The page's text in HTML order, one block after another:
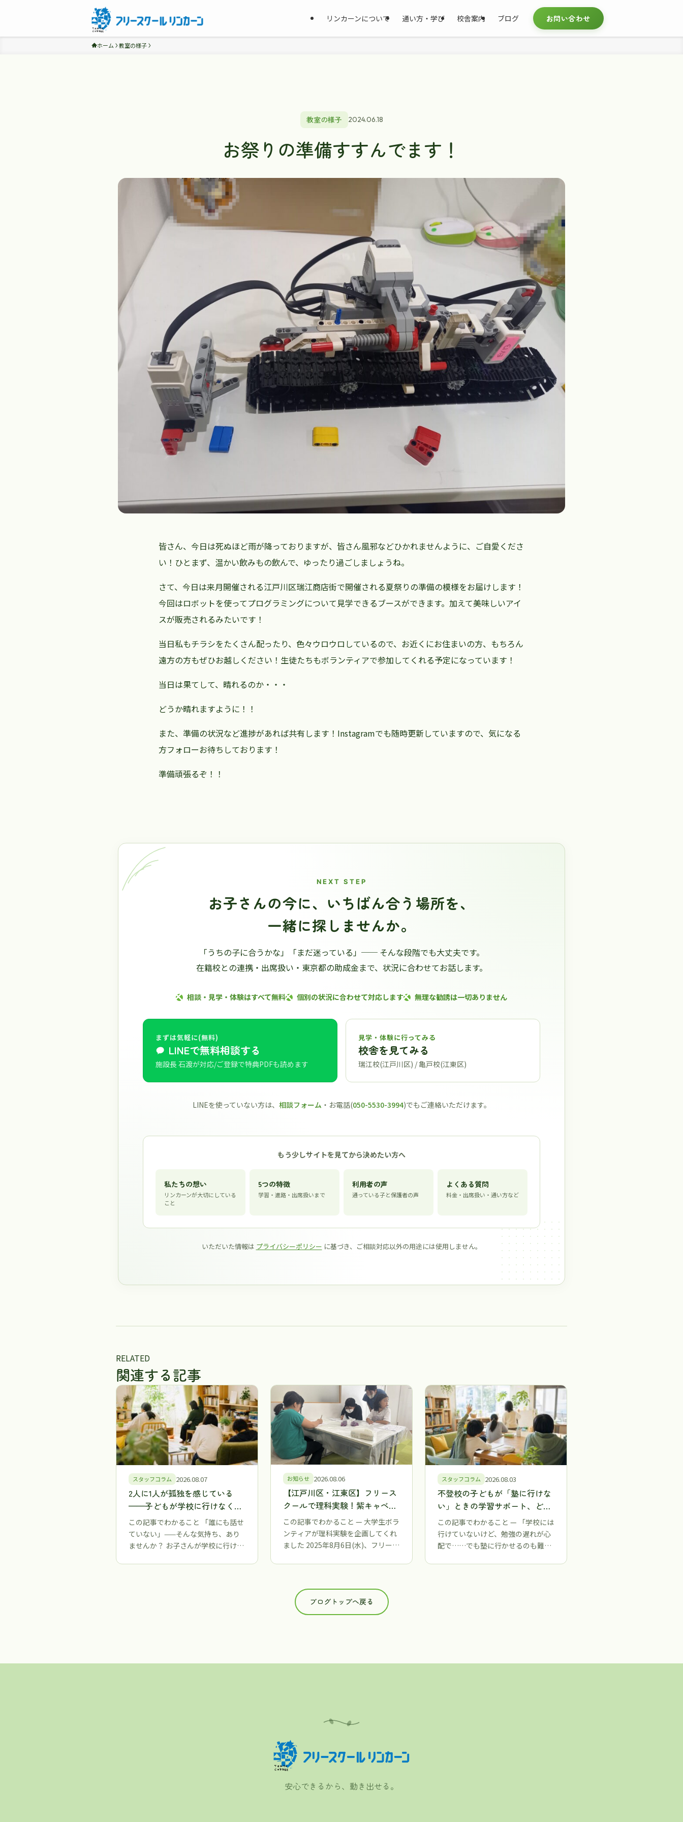
リンカーンについて 通い方・学び 校舎案内 ブログ お問い合わせ
ホーム 教室の様子
教室の様子 2024.06.18
お祭りの準備すすんでます！
皆さん、今日は死ぬほど雨が降っておりますが、皆さん風邪などひかれませんように、ご自愛くださ
い！ひとまず、温かい飲みもの飲んで、ゆったり過ごしましょうね。
さて、今日は来月開催される江戸川区瑞江商店街で開催される夏祭りの準備の模様をお届けします！
今回はロボットを使ってプログラミングについて見学できるブースができます。加えて美味しいアイ
スが販売されるみたいです！
当日私もチラシをたくさん配ったり、色々ウロウロしているので、お近くにお住まいの方、もちろん
遠方の方もぜひお越しください！生徒たちもボランティアで参加してくれる予定になっています！
当日は果てして、晴れるのか・・・
どうか晴れますように！！
また、準備の状況など進捗があれば共有します！Instagramでも随時更新していますので、気になる
方フォローお待ちしております！
準備頑張るぞ！！
NEXT STEP
お子さんの今に、 いちばん合う場所を、
一緒に探しませんか。
「うちの子に合うかな」「まだ迷っている」── そんな段階でも大丈夫です。
在籍校との連携・出席扱い・東京都の助成金まで、状況に合わせてお話します。
相談・見学・体験はすべて無料 個別の状況に合わせて対応します 無理な勧誘は一切ありません
まずは気軽に(無料)
LINEで無料相談する
施設長 石渡が対応/ご登録で特典PDFも読めます
見学・体験に行ってみる
校舎を見てみる
瑞江校(江戸川区) / 亀戸校(江東区)
LINEを使っていない方は、 相談フォーム ・お電話(050-5530-3994)でもご連絡いただけます。
もう少しサイトを見てから決めたい方へ
私たちの想い
リンカーンが大切にしている
こと
5つの特徴
学習・進路・出席扱いまで
利用者の声
通っている子と保護者の声
よくある質問
料金・出席扱い・通い方など
いただいた情報は プライバシーポリシー に基づき、ご相談対応以外の用途には使用しません。
RELATED
関連する記事
スタッフコラム 2026.08.07
2人に1人が孤独を感じている
——子どもが学校に行けなくな
ったとき、保護者が「つながれ
る場所」を持つことが大切な理
由【江戸川区・江東区】
この記事でわかること 「誰にも話せ
ていない」——そんな気持ち、あり
ませんか？ お子さんが学校に行けな
お知らせ 2026.08.06
【江戸川区・江東区】フリース
クールで理科実験！紫キャベツ
の色が変わる不思議を大学生ボ
ランティアと体験しました
この記事でわかること — 大学生ボラ
ンティアが理科実験を企画してくれ
ました 2025年8月6日(水)、フリー…
スタッフコラム 2026.08.03
不登校の子どもが「塾に行けな
い」ときの学習サポート、どう
考える？ フリースクールという
第三の選択肢【江戸川区・江東
区】
この記事でわかること — 「学校には
行けていないけど、勉強の遅れが心
配で……でも塾に行かせるのも難し
ブログトップへ戻る
安心できるから、動き出せる。